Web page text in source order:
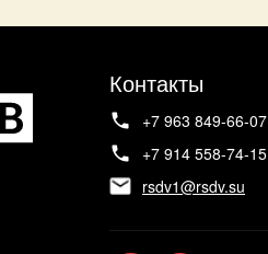
Контакты
+7 963 849-66-07
+7 914 558-74-15
rsdv1@rsdv.su